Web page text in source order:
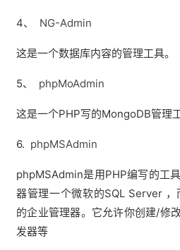
4、 NG-Admin
这是一个数据库内容的管理工具。
5、 phpMoAdmin
这是一个PHP写的MongoDB管理工
6. phpMSAdmin
phpMSAdmin是用PHP编写的工
器管理一个微软的SQL Server
的企业管理器。它允许你创建/修
发器等